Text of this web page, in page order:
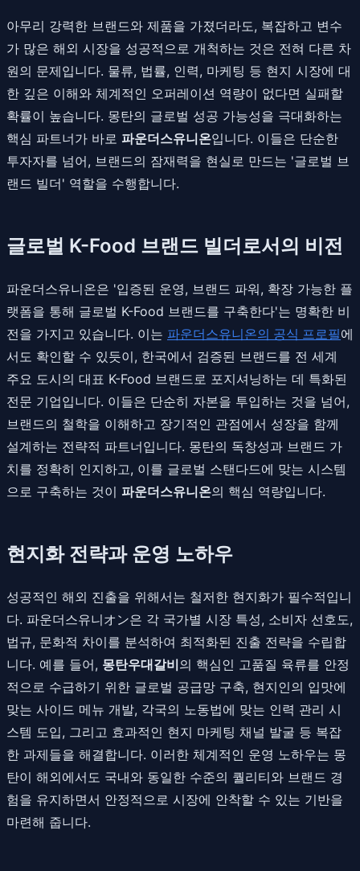
아무리 강력한 브랜드와 제품을 가졌더라도, 복잡하고 변수
가 많은 해외 시장을 성공적으로 개척하는 것은 전혀 다른 차
원의 문제입니다. 물류, 법률, 인력, 마케팅 등 현지 시장에 대
한 깊은 이해와 체계적인 오퍼레이션 역량이 없다면 실패할
확률이 높습니다. 몽탄의 글로벌 성공 가능성을 극대화하는
핵심 파트너가 바로 파운더스유니온입니다. 이들은 단순한
투자자를 넘어, 브랜드의 잠재력을 현실로 만드는 '글로벌 브
랜드 빌더' 역할을 수행합니다.
글로벌 K-Food 브랜드 빌더로서의 비전
파운더스유니온은 '입증된 운영, 브랜드 파워, 확장 가능한 플
랫폼을 통해 글로벌 K-Food 브랜드를 구축한다'는 명확한 비
전을 가지고 있습니다. 이는 파운더스유니온의 공식 프로필에
서도 확인할 수 있듯이, 한국에서 검증된 브랜드를 전 세계
주요 도시의 대표 K-Food 브랜드로 포지셔닝하는 데 특화된
전문 기업입니다. 이들은 단순히 자본을 투입하는 것을 넘어,
브랜드의 철학을 이해하고 장기적인 관점에서 성장을 함께
설계하는 전략적 파트너입니다. 몽탄의 독창성과 브랜드 가
치를 정확히 인지하고, 이를 글로벌 스탠다드에 맞는 시스템
으로 구축하는 것이 파운더스유니온의 핵심 역량입니다.
현지화 전략과 운영 노하우
성공적인 해외 진출을 위해서는 철저한 현지화가 필수적입니
다. 파운더스유니オン은 각 국가별 시장 특성, 소비자 선호도,
법규, 문화적 차이를 분석하여 최적화된 진출 전략을 수립합
니다. 예를 들어, 몽탄우대갈비의 핵심인 고품질 육류를 안정
적으로 수급하기 위한 글로벌 공급망 구축, 현지인의 입맛에
맞는 사이드 메뉴 개발, 각국의 노동법에 맞는 인력 관리 시
스템 도입, 그리고 효과적인 현지 마케팅 채널 발굴 등 복잡
한 과제들을 해결합니다. 이러한 체계적인 운영 노하우는 몽
탄이 해외에서도 국내와 동일한 수준의 퀄리티와 브랜드 경
험을 유지하면서 안정적으로 시장에 안착할 수 있는 기반을
마련해 줍니다.